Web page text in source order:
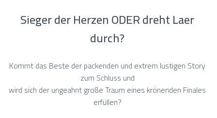
Sieger der Herzen ODER dreht Laer
durch?
Kommt das Beste der packenden und extrem lustigen Story
zum Schluss und
wird sich der ungeahnt große Traum eines krönenden Finales
erfüllen?